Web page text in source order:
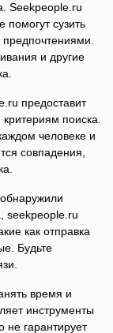
Seekpeople.ru
помогут сузить
и другие
предоставит
поиска.
человеке и
совпадения,
seekpeople.ru
как отправка
Будьте
время и
инструменты
не гарантирует